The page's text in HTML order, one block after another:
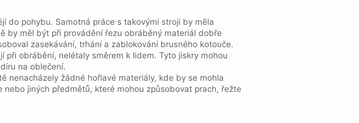
do pohybu. Samotná práce s takovými stroji by měla
by měl být při provádění řezu obráběný materiál dobře
zasekávání, trhání a zablokování brusného kotouče.
obrábění, nelétaly směrem k lidem. Tyto jiskry mohou
na oblečení.
nenacházely žádné hořlavé materiály, kde by se mohla
jiných předmětů, které mohou způsobovat prach, řežte